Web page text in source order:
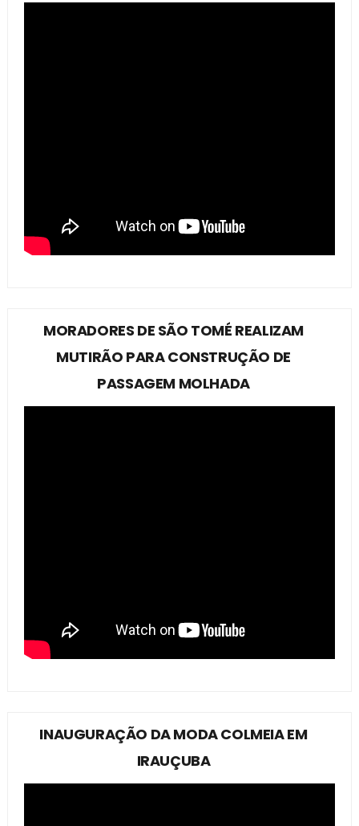
MORADORES DE SÃO TOMÉ REALIZAM
MUTIRÃO PARA CONSTRUÇÃO DE
PASSAGEM MOLHADA
INAUGURAÇÃO DA MODA COLMEIA EM
IRAUÇUBA